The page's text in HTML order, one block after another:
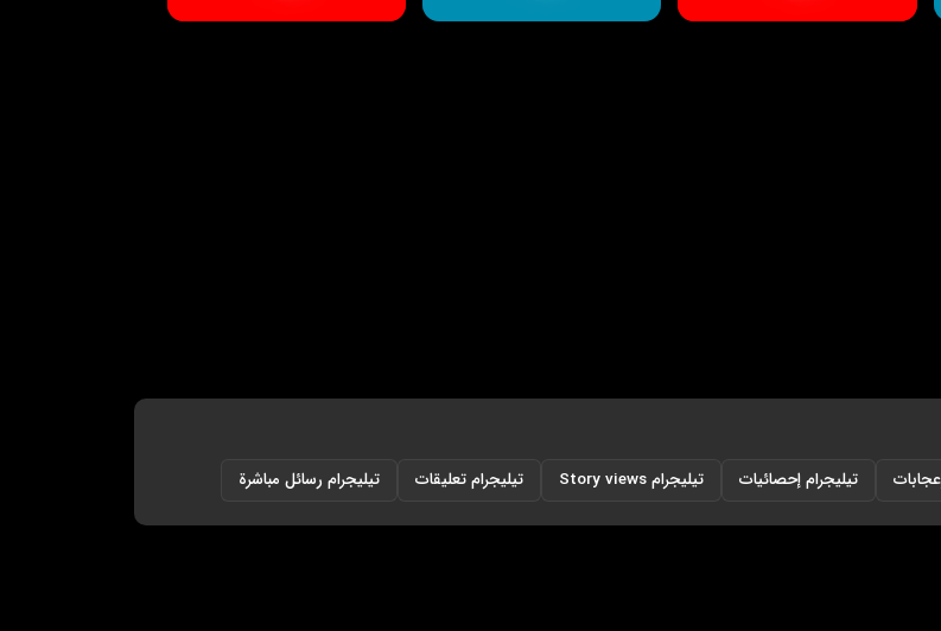
تيليجرام إحصائيات تيليجرام Story views تيليجرام تعليقات تيليجرام رسائل مباشرة